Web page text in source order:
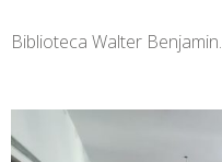
Biblioteca Walter Benjamin.